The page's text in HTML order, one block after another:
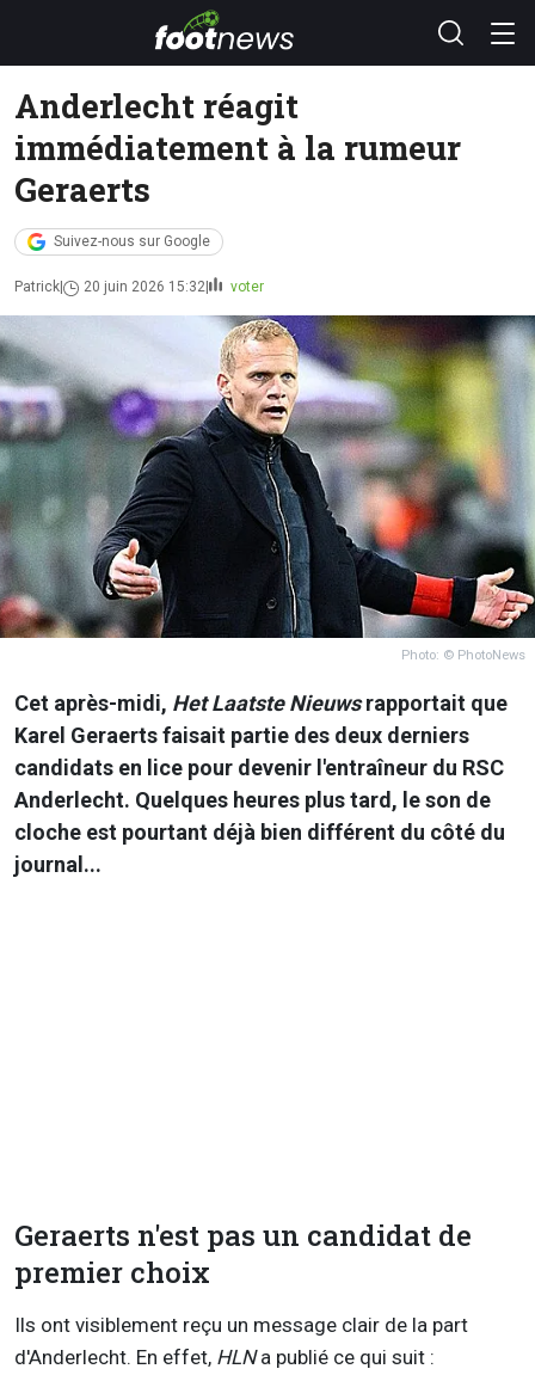
Anderlecht réagit
immédiatement à la rumeur
Geraerts
Suivez-nous sur Google
Patrick 20 juin 2026 15:32 voter
Photo: © PhotoNews
Cet après-midi, Het Laatste Nieuwsrapportait que
Karel Geraerts faisait partie des deux derniers
candidats en lice pour devenir l'entraîneur du RSC
Anderlecht. Quelques heures plus tard, le son de
cloche est pourtant déjà bien différent du côté du
journal...
Geraerts n'est pas un candidat de
premier choix
Ils ont visiblement reçu un message clair de la part
d'Anderlecht. En effet, HLNa publié ce qui suit :